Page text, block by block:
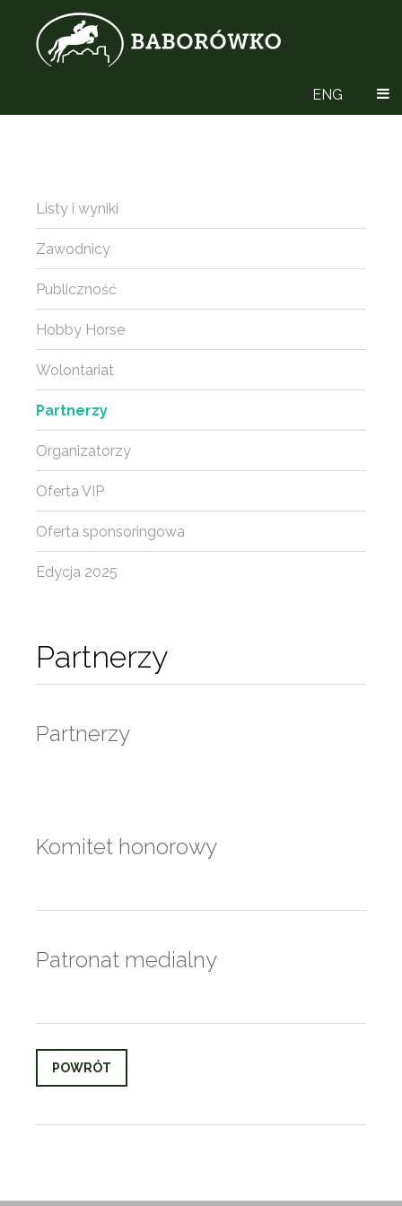
ENG
Partnerzy
Partnerzy
Komitet honorowy
Patronat medialny
POWRÓT
Listy i wyniki
Zawodnicy
Publiczność
Hobby Horse
Wolontariat
Partnerzy
Organizatorzy
Oferta VIP
Oferta sponsoringowa
Edycja 2025